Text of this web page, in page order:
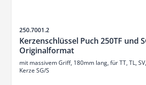
Sku
250.7001.2
Kerzenschlüssel Puch 250TF und
Originalformat
mit massivem Griff, 180mm lang, für TT, TL,
Kerze SG/S